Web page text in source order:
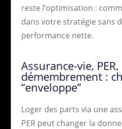
reste l’optimisation :
dans votre stratégie sans
performance nette.
Assurance-vie,
démembrement :
“enveloppe”
Loger des parts via une
PER peut changer la